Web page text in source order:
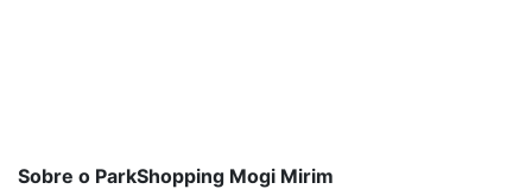
Sobre o ParkShopping Mogi Mirim